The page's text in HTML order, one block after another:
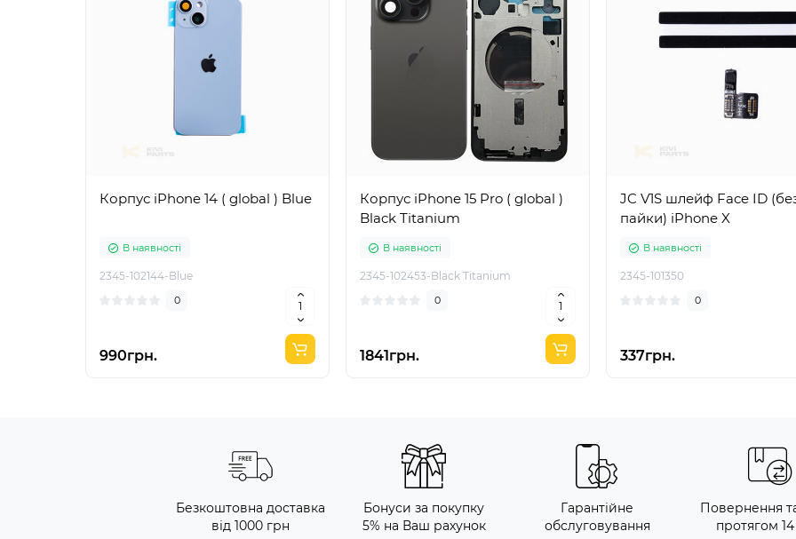
Корпус iPhone 14 ( global ) Blue
В наявності
2345-102144-Blue
0
990грн.
Корпус iPhone 15 Pro ( global )
Black Titanium
В наявності
2345-102453-Black Titanium
0
1841грн.
JC V1S шлейф Face ID
пайки) iPhone X
В наявності
2345-101350
0
337грн.
Безкоштовна доставка
від 1000 грн
Бонуси за покупку
5% на Ваш рахунок
Гарантійне
обслуговування
Повернення
протягом 14